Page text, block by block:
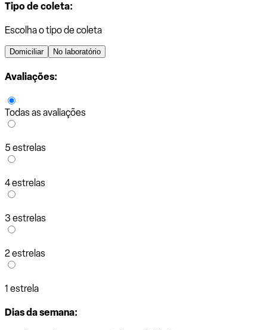
Tipo de coleta:
Escolha o tipo de coleta
Domiciliar No laboratório
Avaliações:
Todas as avaliações
5 estrelas
4 estrelas
3 estrelas
2 estrelas
1 estrela
Dias da semana: